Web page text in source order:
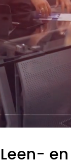
Leen-